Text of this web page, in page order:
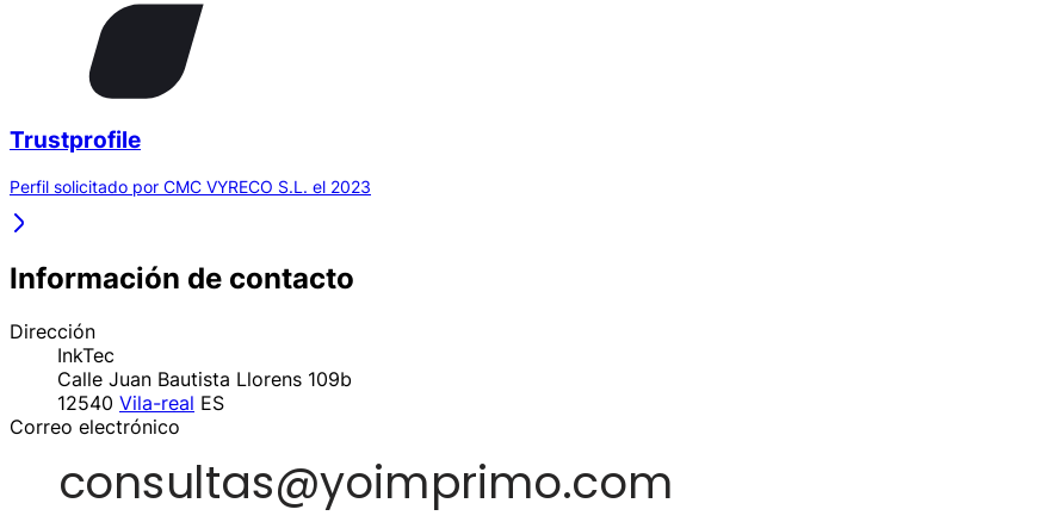
Trustprofile
Perfil solicitado por CMC VYRECO S.L. el 2023
Información de contacto
Dirección
InkTec
Calle Juan Bautista Llorens 109b
12540 Vila-real ES
Correo electrónico